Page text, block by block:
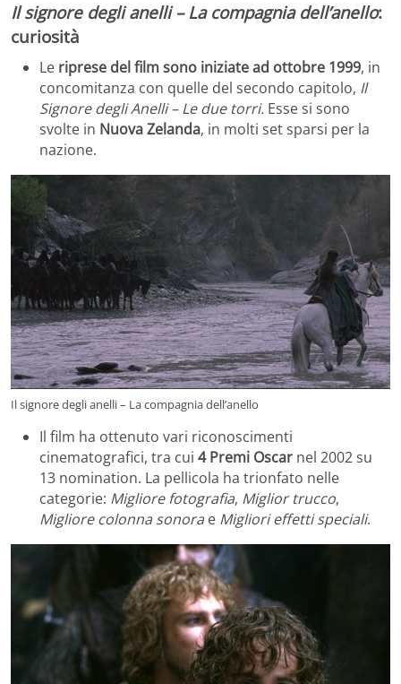
Il signore degli anelli – La compagnia dell’anello:
curiosità
Le riprese del film sono iniziate ad ottobre 1999, in
concomitanza con quelle del secondo capitolo, Il
Signore degli Anelli – Le due torri. Esse si sono
svolte in Nuova Zelanda, in molti set sparsi per la
nazione.
Il signore degli anelli – La compagnia dell’anello
Il film ha ottenuto vari riconoscimenti
cinematografici, tra cui 4 Premi Oscar nel 2002 su
13 nomination. La pellicola ha trionfato nelle
categorie: Migliore fotografia, Miglior trucco,
Migliore colonna sonora e Migliori effetti speciali.